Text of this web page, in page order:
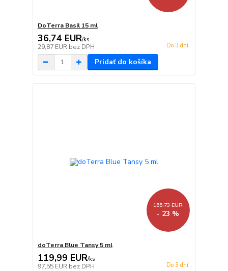
DoTerra Basil 15 ml
36,74 EUR/ks
29,87 EUR bez DPH Do 3 dní
Pridať do košíka
155,73 EUR
- 23 %
doTerra Blue Tansy 5 ml
119,99 EUR/ks
97,55 EUR bez DPH Do 3 dní